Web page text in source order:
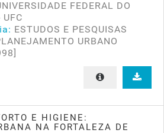
FEDERAL DO
UFC
ESTUDOS E PESQUISAS
URBANO
E HIGIENE:
NA FORTALEZA DE